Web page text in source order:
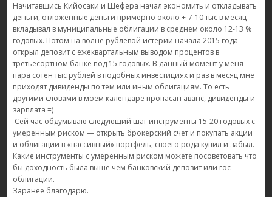
Начитавшись Кийосаки и Шефера начал экономить и откладывать
деньги, отложенные деньги примерно около +-7-10 тыс в месяц
вкладывал в муниципальные облигации в среднем около 12-13 %
годовых. Потом на волне рублевой истерии начала 2015 года
открыл депозит с ежеквартальным выводом процентов в
третьесортном банке под 15 годовых. В данный момент у меня
пара сотен тыс рублей в подобных инвестициях и раз в месяц мне
приходят дивиденды по тем или иным облигациям. То есть
другими словами в моем календаре пропасан аванс, дивиденды и
зарплата =)
Сей час обдумываю следующий шаг инструменты 15-20 годовых с
умеренным риском — открыть брокерский счет и покупать акции
и облигации в «пассивный» портфель, своего рода купил и забыл.
Какие инструменты с умеренным риском можете посоветовать что
бы доходность была выше чем банковский депозит или гос
облигации.
Заранее благодарю.